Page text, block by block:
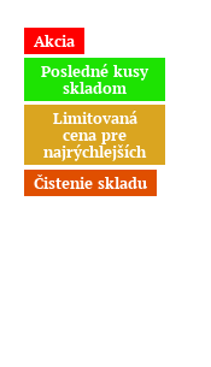
Akcia
Posledné kusy
skladom
Limitovaná
cena pre
najrýchlejších
Čistenie skladu